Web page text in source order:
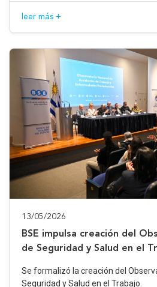
leer más +
13/05/2026
BSE impulsa creación del
de Seguridad y Salud en el
Se formalizó la creación del
Seguridad y Salud en el Trabajo.